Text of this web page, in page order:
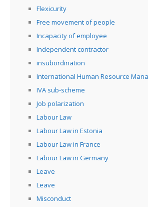
Flexicurity
Free movement of people
Incapacity of employee
Independent contractor
insubordination
International Human Resource
IVA sub-scheme
Job polarization
Labour Law
Labour Law in Estonia
Labour Law in France
Labour Law in Germany
Leave
Leave
Misconduct